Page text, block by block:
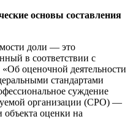
основы составления
доли — это
в соответствии с
оценочной деятельности
стандартами
суждение
организации (СРО) —
оценки на